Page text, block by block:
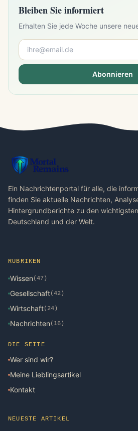
Bleiben Sie informiert
Erhalten Sie jede Woche unsere
Abonnieren
Ein Nachrichtenportal für alle, die
finden Sie aktuelle Nachrichten,
Hintergrundberichte zu den
Deutschland und der Welt.
RUBRIKEN
Wissen (47)
Gesellschaft(42)
Wirtschaft(24)
Nachrichten (16)
DIE SEITE
Wer sind wir?
Meine Lieblingsartikel
Kontakt
NEUESTE ARTIKEL